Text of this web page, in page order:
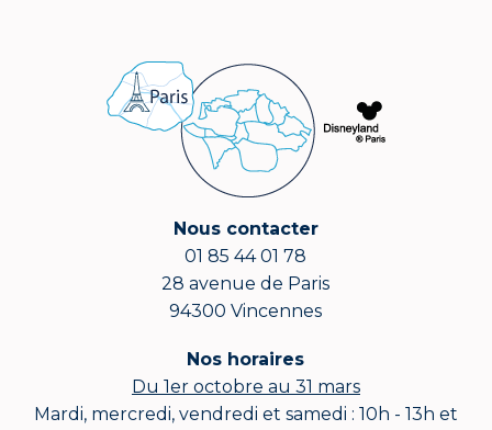
Nous contacter
01 85 44 01 78
28 avenue de Paris
94300 Vincennes
Nos horaires
Du 1er octobre au 31 mars
Mardi, mercredi, vendredi et samedi : 10h - 13h et